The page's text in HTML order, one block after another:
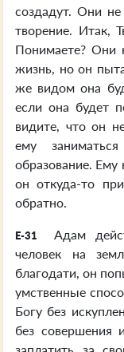
создадут. Они
творение. Итак,
Понимаете? Они
жизнь, но он
же видом она
если она будет
видите, что он
ему
образование. Ему
он откуда-то
обратно.
E-31
Адам
человек на
благодати, он
умственные
Богу без
без совершения